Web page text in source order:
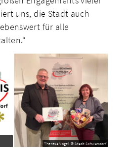
uns, die Stadt auch
für alle
Theresa Vogel © Stadt Schwandorf